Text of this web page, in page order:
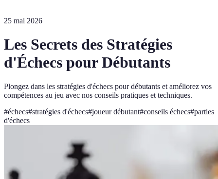
25 mai 2026
Les Secrets des Stratégies
d'Échecs pour Débutants
Plongez dans les stratégies d'échecs pour débutants et améliorez vos
compétences au jeu avec nos conseils pratiques et techniques.
#échecs#stratégies d'échecs#joueur débutant#conseils échecs#parties
d'échecs